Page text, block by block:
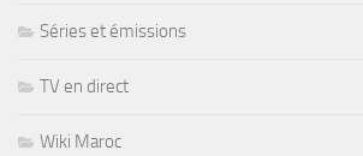
Séries et émissions
TV en direct
Wiki Maroc